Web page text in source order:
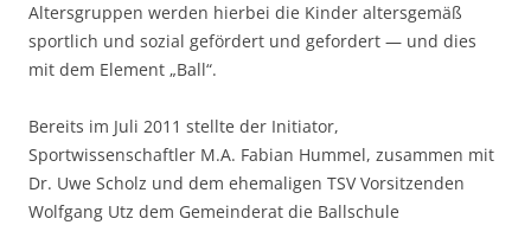
Altersgruppen werden hierbei die Kinder altersgemäß
sportlich und sozial gefördert und gefordert — und dies
mit dem Element „Ball“.
Bereits im Juli 2011 stellte der Initiator,
Sportwissenschaftler M.A. Fabian Hummel, zusammen mit
Dr. Uwe Scholz und dem ehemaligen TSV Vorsitzenden
Wolfgang Utz dem Gemeinderat die Ballschule